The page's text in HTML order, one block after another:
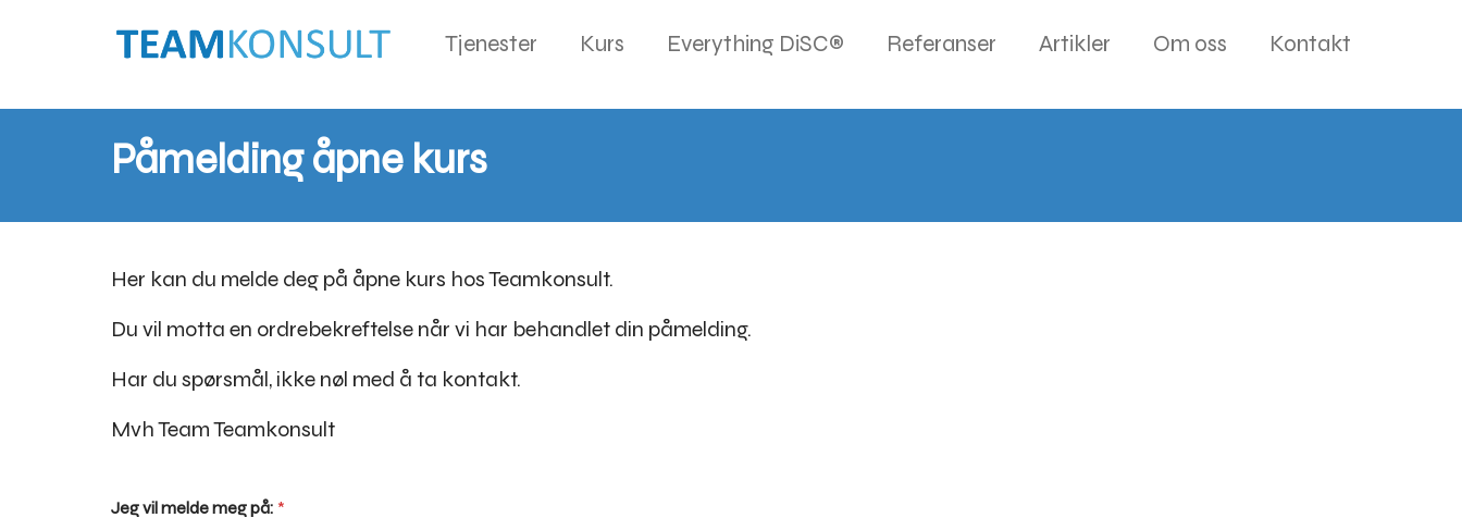
Tjenester Kurs Everything DiSC® Referanser Artikler Om oss Kontakt
Påmelding åpne kurs
Her kan du melde deg på åpne kurs hos Teamkonsult.
Du vil motta en ordrebekreftelse når vi har behandlet din påmelding.
Har du spørsmål, ikke nøl med å ta kontakt.
Mvh Team Teamkonsult
Jeg vil melde meg på: *